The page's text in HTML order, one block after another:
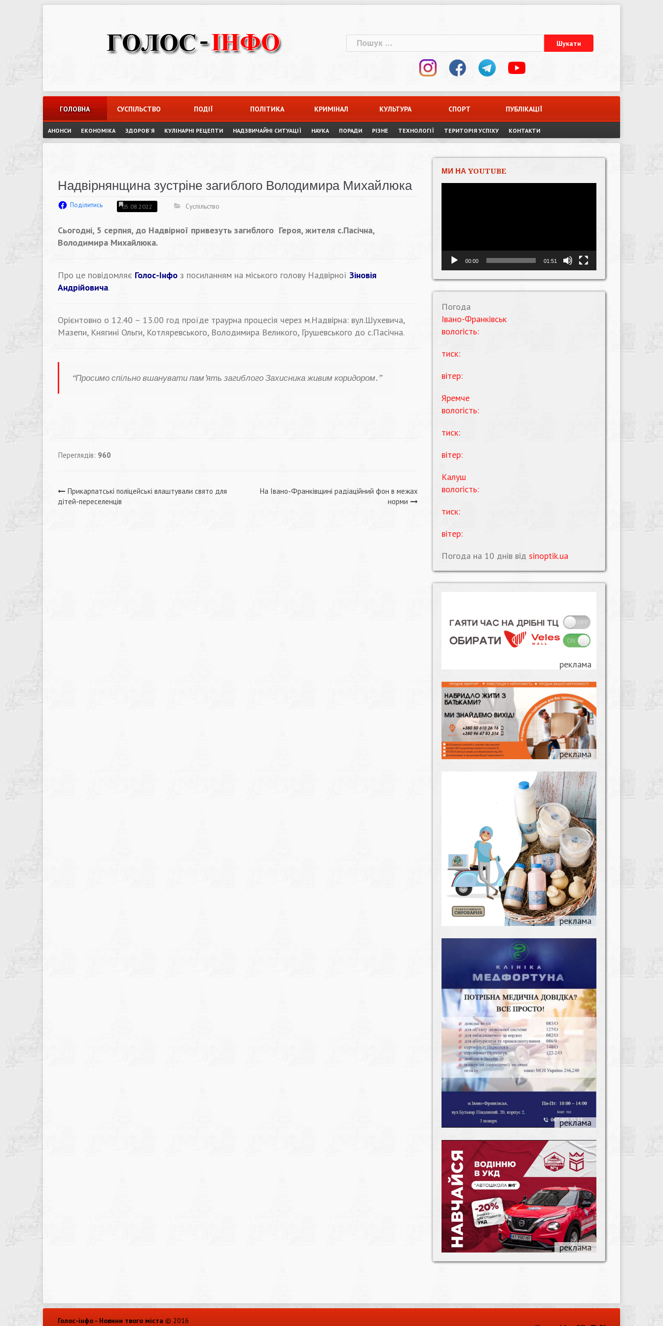
Пошук:
ГОЛОВНА СУСПІЛЬСТВО ПОДІЇ ПОЛІТИКА КРИМІНАЛ КУЛЬТУРА СПОРТ ПУБЛІКАЦІЇ
АНОНСИ ЕКОНОМІКА ЗДОРОВ`Я КУЛІНАРНІ РЕЦЕПТИ НАДЗВИЧАЙНІ СИТУАЦІЇ НАУКА ПОРАДИ РІЗНЕ ТЕХНОЛОГІЇ ТЕРИТОРІЯ УСПІХУ КОНТАКТИ
Надвірнянщина зустріне загиблого Володимира Михайлюка
Поділитись 05.08.2022 Суспільство
Сьогодні, 5 серпня, до Надвірної привезуть загиблого Героя, жителя с.Пасічна,
Володимира Михайлюка.
Про це повідомляє Голос-Інфо з посиланням на міського голову Надвірної Зіновія
Андрійовича.
Орієнтовно о 12.40 – 13.00 год проїде траурна процесія через м.Надвірна: вул.Шухевича,
Мазепи, Княгині Ольги, Котляревського, Володимира Великого, Грушевського до с.Пасічна.
“Просимо спільно вшанувати пам’ять загиблого Захисника живим коридором.”
Переглядів: 960
Навігація
Прикарпатські поліцейські влаштували свято для
дітей-переселенців
На Івано-Франківщині радіаційний фон в межах
норми
МИ НА YOUTUBE
00:00 01:51
Погода
Івано-Франківськ
вологість:
тиск:
вітер:
Яремче
вологість:
тиск:
вітер:
Калуш
вологість:
тиск:
вітер:
Погода на 10 днів від sinoptik.ua
Голос-інфо - Новини твого міста © 2016